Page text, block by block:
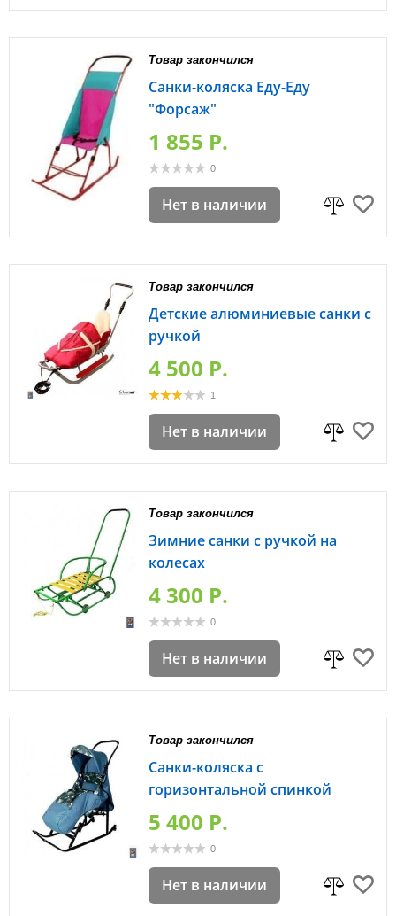
Товар закончился
Санки-коляска Еду-Еду
"Форсаж"
1 855 P.
0
Нет в наличии
Товар закончился
Детские алюминиевые санки с
ручкой
4 500 P.
1
Нет в наличии
Товар закончился
Зимние санки с ручкой на
колесах
4 300 P.
0
Нет в наличии
Товар закончился
Санки-коляска с
горизонтальной спинкой
5 400 P.
0
Нет в наличии